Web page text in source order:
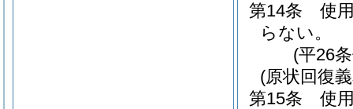
第14条
使
らない。
(平26
(原状回復
第15条
使